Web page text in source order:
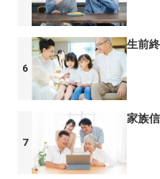
生前
家族